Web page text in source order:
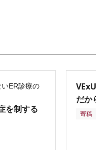
ER診療の
を制する
VExUS
だから
寄稿